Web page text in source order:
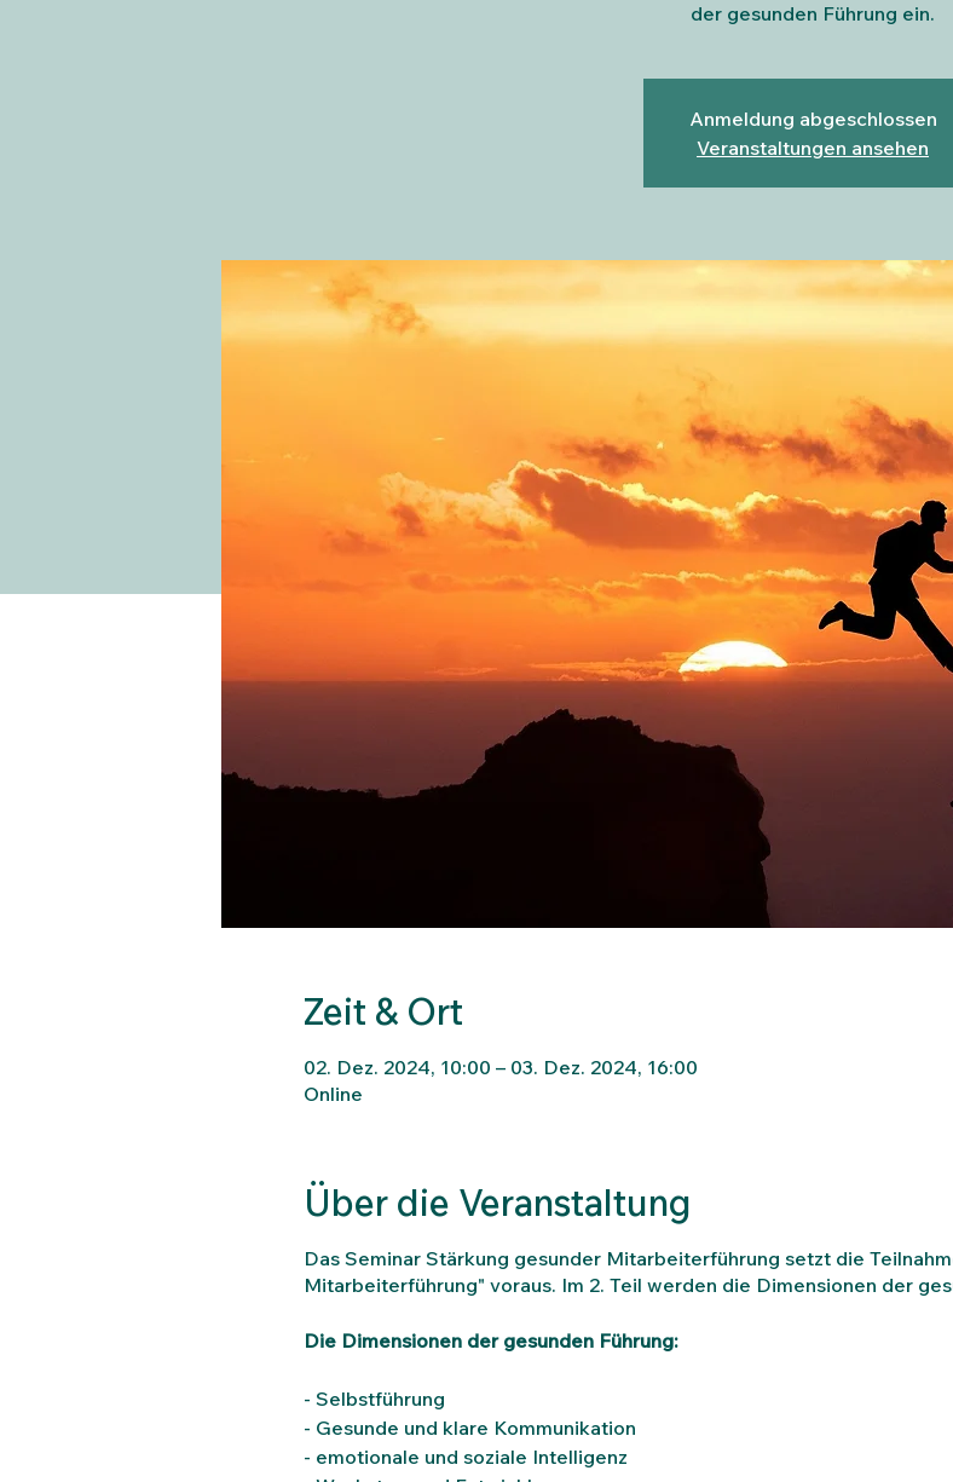
der gesunden Führung ein.
Anmeldung abgeschlossen
Veranstaltungen ansehen
Zeit & Ort
02. Dez. 2024, 10:00 – 03. Dez. 2024, 16:00
Online
Über die Veranstaltung
Das Seminar Stärkung gesunder Mitarbeiterführung setzt die
Mitarbeiterführung" voraus. Im 2. Teil werden die Dimensionen der
Die Dimensionen der gesunden Führung:
- Selbstführung
- Gesunde und klare Kommunikation
- emotionale und soziale Intelligenz